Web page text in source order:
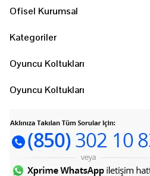
Ofisel Kurumsal
Kategoriler
Oyuncu Koltukları
Oyuncu Koltukları